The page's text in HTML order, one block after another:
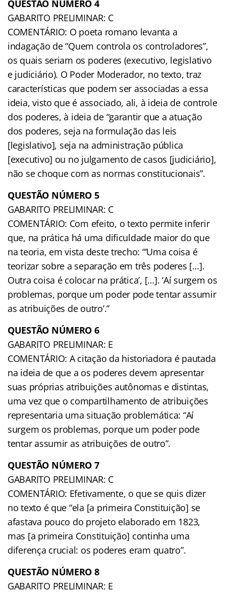
QUESTÃO NÚMERO 4
GABARITO PRELIMINAR: C
COMENTÁRIO: O poeta romano levanta a
indagação de “Quem controla os controladores”,
os quais seriam os poderes (executivo, legislativo
e judiciário). O Poder Moderador, no texto, traz
características que podem ser associadas a essa
ideia, visto que é associado, ali, à ideia de controle
dos poderes, à ideia de “garantir que a atuação
dos poderes, seja na formulação das leis
[legislativo], seja na administração pública
[executivo] ou no julgamento de casos [judiciário],
não se choque com as normas constitucionais”.
QUESTÃO NÚMERO 5
GABARITO PRELIMINAR: C
COMENTÁRIO: Com efeito, o texto permite inferir
que, na prática há uma dificuldade maior do que
na teoria, em vista deste trecho: “’Uma coisa é
teorizar sobre a separação em três poderes […].
Outra coisa é colocar na prática’, […]. ‘Aí surgem os
problemas, porque um poder pode tentar assumir
as atribuições de outro’.”
QUESTÃO NÚMERO 6
GABARITO PRELIMINAR: E
COMENTÁRIO: A citação da historiadora é pautada
na ideia de que a os poderes devem apresentar
suas próprias atribuições autônomas e distintas,
uma vez que o compartilhamento de atribuições
representaria uma situação problemática: “Aí
surgem os problemas, porque um poder pode
tentar assumir as atribuições de outro”.
QUESTÃO NÚMERO 7
GABARITO PRELIMINAR: C
COMENTÁRIO: Efetivamente, o que se quis dizer
no texto é que “ela [a primeira Constituição] se
afastava pouco do projeto elaborado em 1823,
mas [a primeira Constituição] continha uma
diferença crucial: os poderes eram quatro”.
QUESTÃO NÚMERO 8
GABARITO PRELIMINAR: E